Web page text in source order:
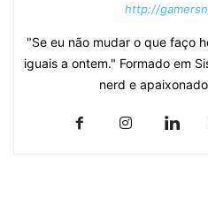
http://
"Se eu não mudar o que faço
iguais a ontem." Formado em
nerd e